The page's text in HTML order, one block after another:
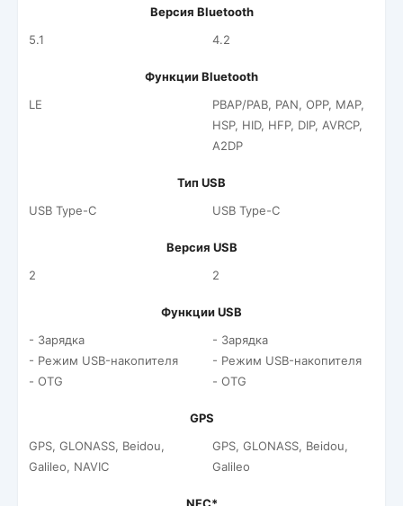
Версия Bluetooth
5.1
4.2
Функции Bluetooth
LE
PBAP/PAB, PAN, OPP, MAP,
HSP, HID, HFP, DIP, AVRCP,
A2DP
Тип USB
USB Type-C
USB Type-C
Версия USB
2
2
Функции USB
- Зарядка
- Режим USB-накопителя
- OTG
- Зарядка
- Режим USB-накопителя
- OTG
GPS
GPS, GLONASS, Beidou,
Galileo, NAVIC
GPS, GLONASS, Beidou,
Galileo